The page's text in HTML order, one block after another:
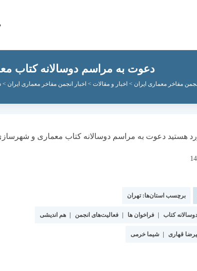
دعوت به مراسم دوسالانه کتاب
مفاخر معماری ایران > اخبار و مقالات > اخبار انجمن مفاخر معماری ایران >
برچسب استان‌ها:تهران
دوسالانه کتاب فراخوان ها فعالیت‌های انجمن هم اندیشی
قهاری شیما خرمی